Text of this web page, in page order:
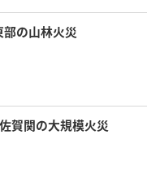
の山林火災
賀関の大規模火災